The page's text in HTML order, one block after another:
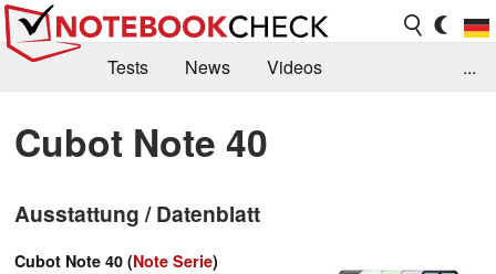
Tests News
Videos
Kaufberatung
Deals Suche
Forum
...
Cubot Note 40
Ausstattung / Datenblatt
Cubot Note 40 (Note Serie)